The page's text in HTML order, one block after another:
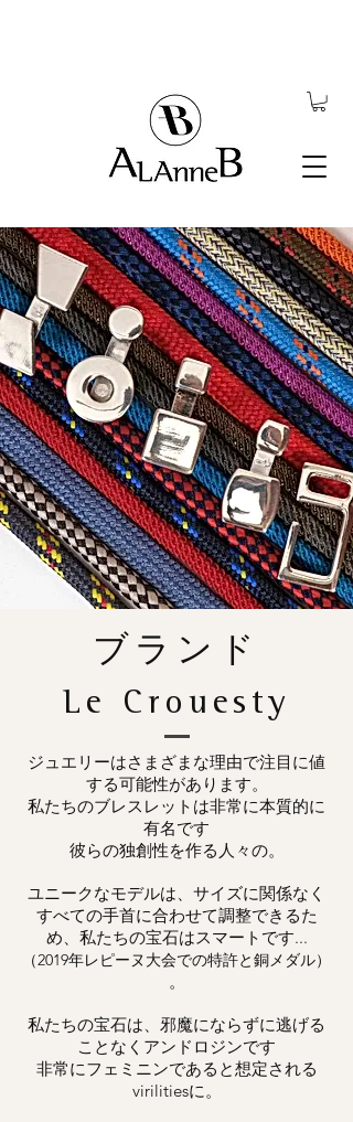
ブランド
Le Crouesty
ジュエリーはさまざまな理由で注目に値
する可能性があります。
私たちのブレスレットは非常に本質的に
有名です
彼らの独創性を作る人々の。
ユニークなモデルは、サイズに関係なく
すべての手首に合わせて調整できるた
め、私たちの宝石はスマートです...
（2019年レピーヌ大会での特許と銅メダル）
。
私たちの宝石は、邪魔にならずに逃げる
ことなくアンドロジンです
非常にフェミニンであると想定される
virilitiesに。